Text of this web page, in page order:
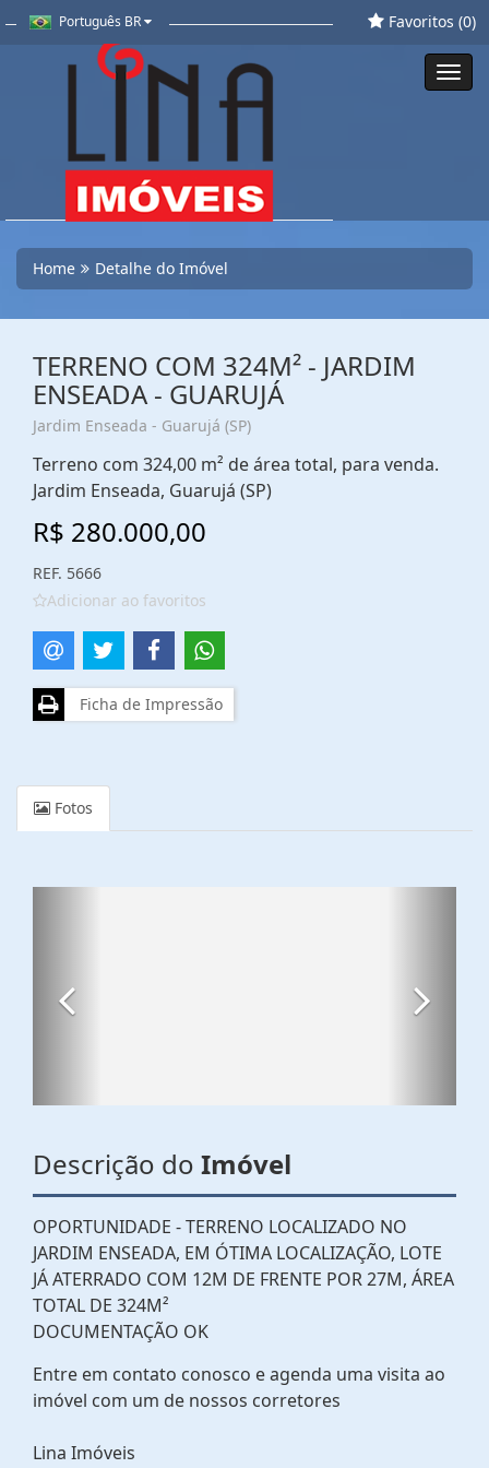
Português BR Favoritos (0)
Home Detalhe do Imóvel
TERRENO COM 324M² - JARDIM
ENSEADA - GUARUJÁ
Jardim Enseada - Guarujá (SP)
Terreno com 324,00 m² de área total, para venda.
Jardim Enseada, Guarujá (SP)
R$ 280.000,00
REF. 5666
Adicionar ao favoritos
Ficha de Impressão
Fotos
Descrição do Imóvel
OPORTUNIDADE - TERRENO LOCALIZADO NO
JARDIM ENSEADA, EM ÓTIMA LOCALIZAÇÃO, LOTE
JÁ ATERRADO COM 12M DE FRENTE POR 27M, ÁREA
TOTAL DE 324M²
DOCUMENTAÇÃO OK
Entre em contato conosco e agenda uma visita ao
imóvel com um de nossos corretores
Lina Imóveis